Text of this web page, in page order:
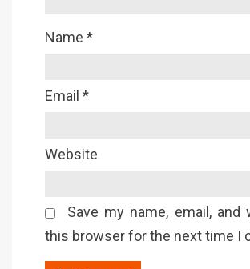
Name *
Email *
Website
Save my name, email, and
this browser for the next time I